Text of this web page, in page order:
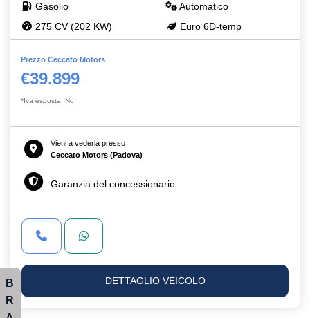
Gasolio
Automatico
275 CV (202 KW)
Euro 6D-temp
Prezzo Ceccato Motors
€39.899
*Iva esposta: No
Vieni a vederla presso
Ceccato Motors (Padova)
Garanzia del concessionario
DETTAGLIO VEICOLO
B
R